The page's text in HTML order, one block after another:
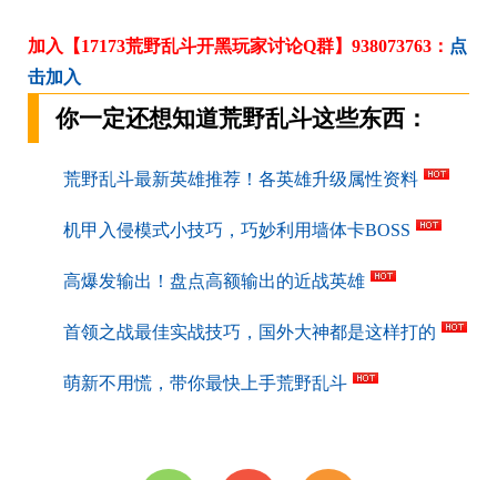
加入【17173荒野乱斗开黑玩家讨论Q群】938073763： 点
击加入
你一定还想知道荒野乱斗这些东西：
荒野乱斗最新英雄推荐！各英雄升级属性资料
机甲入侵模式小技巧，巧妙利用墙体卡BOSS
高爆发输出！盘点高额输出的近战英雄
首领之战最佳实战技巧，国外大神都是这样打的
萌新不用慌，带你最快上手荒野乱斗